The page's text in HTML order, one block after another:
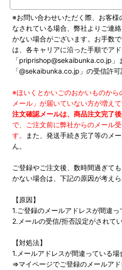
※お問い合わせいただく際、お客
なされている場合、弊社よりご連
かない場合がございます。お手数
は、各キャリアに沿った手順でア
「priprishop@sekaibunka.co.jp」
「@sekaibunka.co.jp」の受信許可
※ほいくとかいごのおかいものか
メール」が届いていない方が増えて
注文確認メールは、商品注文完了
で、ご注文前に弊社からのメール
す。
また、発送手続き完了等のメ
ん。
ご登録やご注文後、数時間過ぎて
かない場合は、下記の原因が考えら
【原因】
1.ご登録のメールアドレスが間違っ
2.メールの受信/拒否設定がされて
【対処法】
1.メールアドレスが間違っている場
⇒マイページでご登録のメールア